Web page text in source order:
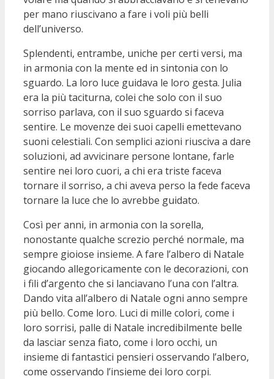
per mano riuscivano a fare i voli più belli
dell’universo.
Splendenti, entrambe, uniche per certi versi, ma
in armonia con la mente ed in sintonia con lo
sguardo. La loro luce guidava le loro gesta. Julia
era la più taciturna, colei che solo con il suo
sorriso parlava, con il suo sguardo si faceva
sentire. Le movenze dei suoi capelli emettevano
suoni celestiali. Con semplici azioni riusciva a dare
soluzioni, ad avvicinare persone lontane, farle
sentire nei loro cuori, a chi era triste faceva
tornare il sorriso, a chi aveva perso la fede faceva
tornare la luce che lo avrebbe guidato.
Così per anni, in armonia con la sorella,
nonostante qualche screzio perché normale, ma
sempre gioiose insieme. A fare l’albero di Natale
giocando allegoricamente con le decorazioni, con
i fili d’argento che si lanciavano l’una con l’altra.
Dando vita all’albero di Natale ogni anno sempre
più bello. Come loro. Luci di mille colori, come i
loro sorrisi, palle di Natale incredibilmente belle
da lasciar senza fiato, come i loro occhi, un
insieme di fantastici pensieri osservando l’albero,
come osservando l’insieme dei loro corpi.